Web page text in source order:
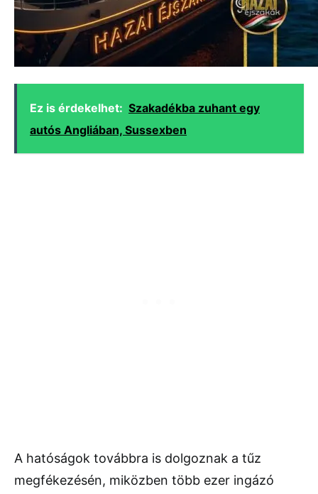
Ez is érdekelhet: Szakadékba zuhant egy
autós Angliában, Sussexben
A hatóságok továbbra is dolgoznak a tűz
megfékezésén, miközben több ezer ingázó